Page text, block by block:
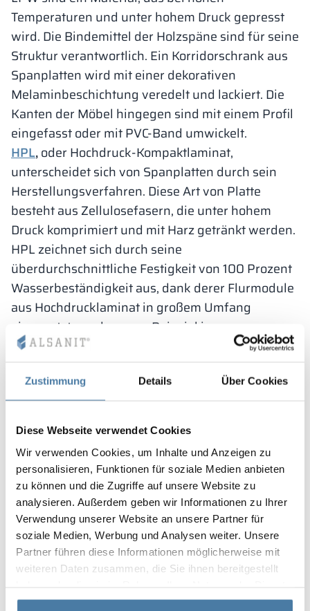
Zustimmung Details Über Cookies
Diese Webseite verwendet Cookies
Wir verwenden Cookies, um Inhalte und Anzeigen zu
personalisieren, Funktionen für soziale Medien anbieten
zu können und die Zugriffe auf unsere Website zu
analysieren. Außerdem geben wir Informationen zu Ihrer
Verwendung unserer Website an unsere Partner für
soziale Medien, Werbung und Analysen weiter. Unsere
Partner führen diese Informationen möglicherweise mit
weiteren Daten zusammen, die Sie ihnen bereitgestellt
gesammelt haben.
Temperaturen und unter hohem Druck gepresst
wird. Die Bindemittel der Holzspäne sind für seine
Struktur verantwortlich. Ein Korridorschrank aus
Spanplatten wird mit einer dekorativen
Melaminbeschichtung veredelt und lackiert. Die
Kanten der Möbel hingegen sind mit einem Profil
eingefasst oder mit PVC-Band umwickelt.
HPL,oder Hochdruck-Kompaktlaminat,
unterscheidet sich von Spanplatten durch sein
Herstellungsverfahren. Diese Art von Platte
besteht aus Zellulosefasern, die unter hohem
Druck komprimiert und mit Harz getränkt werden.
HPL zeichnet sich durch seine
überdurchschnittliche Festigkeit von 100 Prozent
Wasserbeständigkeit aus, dank derer Flurmodule
aus Hochdrucklaminat in großem Umfang
eingesetzt werden, zum Beispiel in
Schwimmbädern und an Arbeitsplätzen. Die
durch Fräsen bearbeitet.
Dielenschränke – Farben und
Oberflächen
Schließfächer für die Schuhe und andere private
Gegenstände von Schülern und Vorschulkindern
können frei auf den Charakter der
Bildungseinrichtung zugeschnitten werden, in
der sie aufgestellt werden sollen. Die Modelle von
Alsanit aus Spanplatten und HPL können nicht
nur in einer Vielzahl von Farben eingefärbt